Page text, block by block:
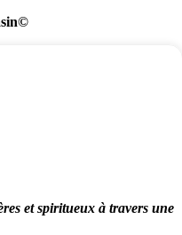
et spiritueux à travers une